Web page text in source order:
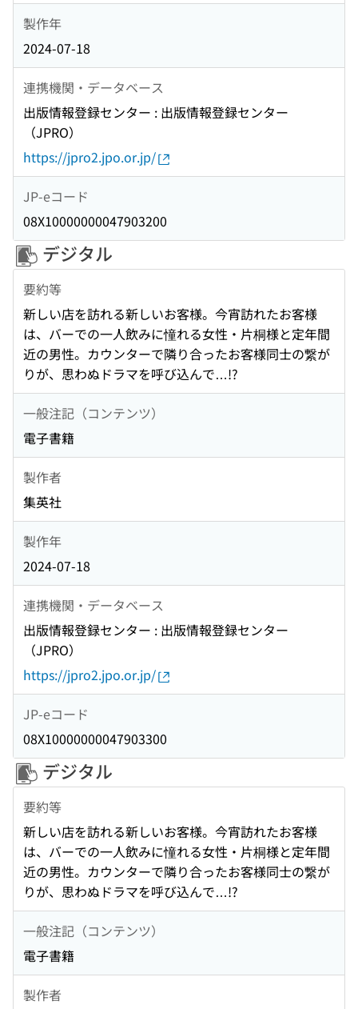
製作年
2024-07-18
連携機関・データベース
出版情報登録センター : 出版情報登録センター
（JPRO）
https://jpro2.jpo.or.jp/
JP-eコード
08X10000000047903200
デジタル
要約等
新しい店を訪れる新しいお客様。今宵訪れたお客様
は、バーでの一人飲みに憧れる女性・片桐様と定年間
近の男性。カウンターで隣り合ったお客様同士の繋が
りが、思わぬドラマを呼び込んで…!?
一般注記（コンテンツ）
電子書籍
製作者
集英社
製作年
2024-07-18
連携機関・データベース
出版情報登録センター : 出版情報登録センター
（JPRO）
https://jpro2.jpo.or.jp/
JP-eコード
08X10000000047903300
デジタル
要約等
新しい店を訪れる新しいお客様。今宵訪れたお客様
は、バーでの一人飲みに憧れる女性・片桐様と定年間
近の男性。カウンターで隣り合ったお客様同士の繋が
りが、思わぬドラマを呼び込んで…!?
一般注記（コンテンツ）
電子書籍
製作者